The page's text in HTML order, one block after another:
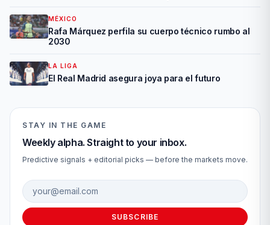
MÉXICO
Rafa Márquez perfila su cuerpo técnico rumbo al
2030
LA LIGA
El Real Madrid asegura joya para el futuro
STAY IN THE GAME
Weekly alpha. Straight to your inbox.
Predictive signals + editorial picks — before the markets move.
Email address
SUBSCRIBE